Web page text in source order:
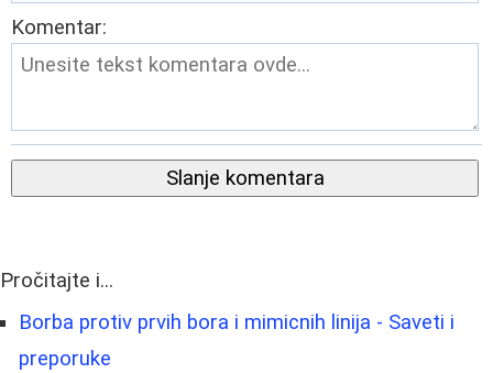
Komentar:
Slanje komentara
Pročitajte i...
Borba protiv prvih bora i mimicnih linija - Saveti i
preporuke